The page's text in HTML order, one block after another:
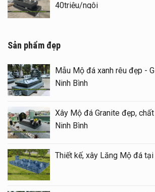
40triệu/ngôi
Sản phẩm đẹp
Mẫu Mộ đá xanh rêu đẹp -
Ninh Bình
Xây Mộ đá Granite đẹp,
Ninh Bình
Thiết kế, xây Lăng Mộ đá